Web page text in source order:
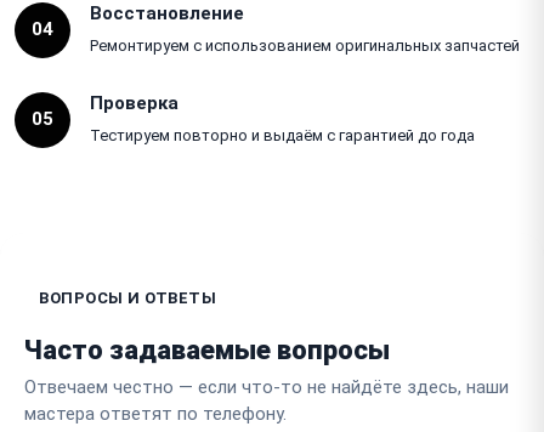
04
Восстановление
Ремонтируем с использованием оригинальных запчастей
05
Проверка
Тестируем повторно и выдаём с гарантией до года
ВОПРОСЫ И ОТВЕТЫ
Часто задаваемые вопросы
Отвечаем честно — если что-то не найдёте здесь, наши
мастера ответят по телефону.